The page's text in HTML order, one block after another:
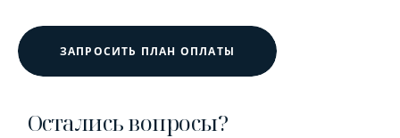
ЗАПРОСИТЬ ПЛАН ОПЛАТЫ
Остались вопросы?